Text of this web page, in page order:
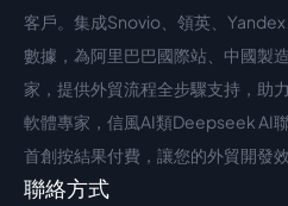
客戶。集成Snovio、領英、
數據，為阿里巴巴國際站、中國製
家，提供外貿流程全步驟支持，助
軟體專家，信風AI類Deepseek AI
首創按結果付費，讓您的外貿開發效
聯絡方式